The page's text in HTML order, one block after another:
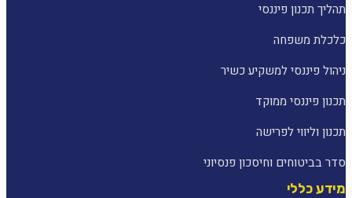
תהליך תכנון פיננסי
כלכלת משפחה
ניהול פיננסי למשקיע כשיר
תכנון פיננסי ממוקד
תכנון וליווי לפרישה
סדר בביטוחים וחיסכון פנסיוני
מידע כללי